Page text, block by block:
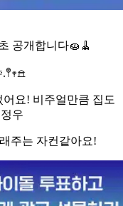
공개합니다🧽🧹
요! 비주얼만큼 집도
우
주는 자컨같아요!